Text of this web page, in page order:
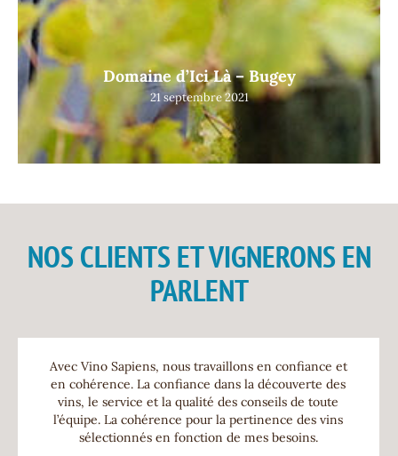
Domaine d’Ici Là – Bugey
21 septembre 2021
NOS CLIENTS ET VIGNERONS EN
PARLENT
Avec Vino Sapiens, nous travaillons en confiance et
en cohérence. La confiance dans la découverte des
vins, le service et la qualité des conseils de toute
l’équipe. La cohérence pour la pertinence des vins
sélectionnés en fonction de mes besoins.